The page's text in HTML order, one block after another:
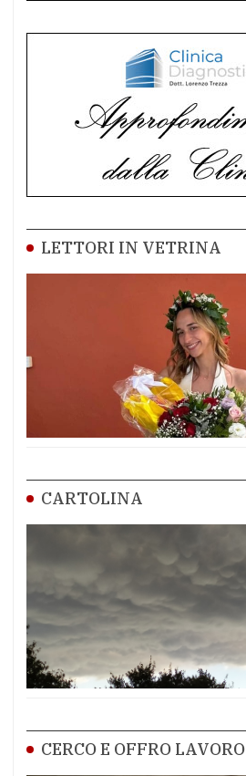
LETTORI IN VETRINA
CARTOLINA
CERCO E OFFRO LAVORO